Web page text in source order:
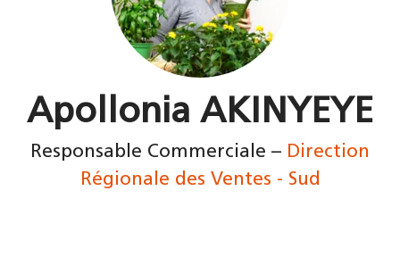
Apollonia AKINYEYE
Responsable Commerciale – Direction
Régionale des Ventes - Sud